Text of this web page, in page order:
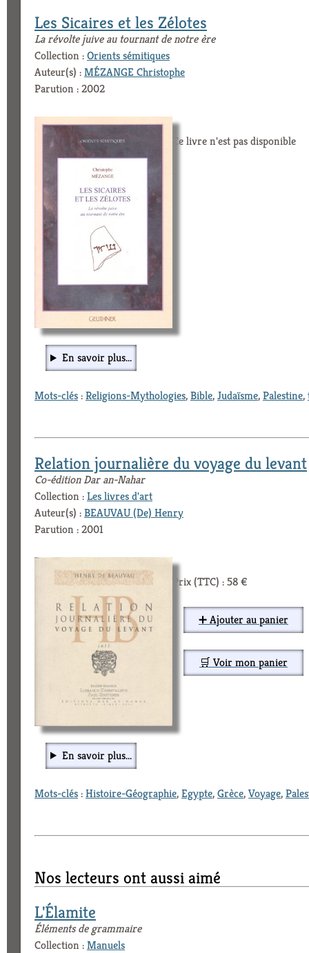
Les Sicaires et les Zélotes
La révolte juive au tournant de notre ère
Collection :Orients sémitiques
Auteur(s) :MÉZANGE Christophe
Parution : 2002
Ce livre n'est pas disponible
En savoir plus...
Mots-clés:Religions-Mythologies,Bible,Judaïsme,Palestine,
Relation journalière du voyage du levant
Co-édition Dar an-Nahar
Collection :Les livres d'art
Auteur(s) :BEAUVAU (De) Henry
Parution : 2001
Prix (TTC) : 58 €
➕ Ajouter au panier
🛒 Voir mon panier
En savoir plus...
Mots-clés:Histoire-Géographie,Egypte,Grèce,Voyage,
Nos lecteurs ont aussi aimé
L'Élamite
Éléments de grammaire
Collection :Manuels